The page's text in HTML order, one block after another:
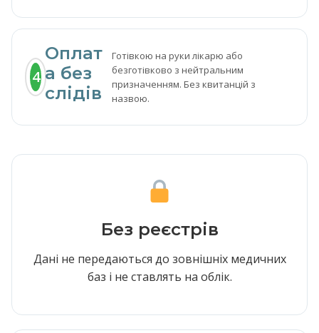
4
Оплат
а без
слідів
Готівкою на руки лікарю або
безготівково з нейтральним
призначенням. Без квитанцій з
назвою.
Без реєстрів
Дані не передаються до зовнішніх медичних
баз і не ставлять на облік.